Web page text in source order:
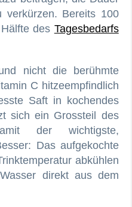
verkürzen. Bereits 100
des Tagesbedarfs
nicht die berühmte
C hitzeempfindlich
Saft in kochendes
sich ein Grossteil des
der wichtigste,
Das aufgekochte
abkühlen
direkt aus dem